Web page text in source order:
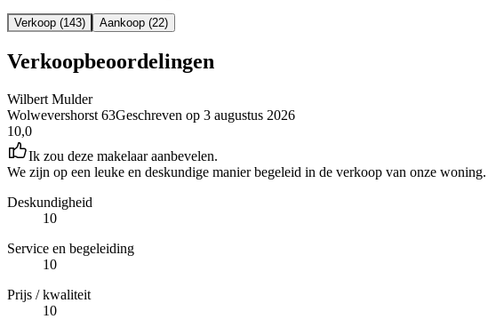
Verkoop (143) Aankoop (22)
Verkoopbeoordelingen
Wilbert Mulder
Wolwevershorst 63Geschreven op 3 augustus 2026
10,0
Ik zou deze makelaar aanbevelen.
We zijn op een leuke en deskundige manier begeleid in de verkoop van onze
Deskundigheid
10
Service en begeleiding
10
Prijs / kwaliteit
10